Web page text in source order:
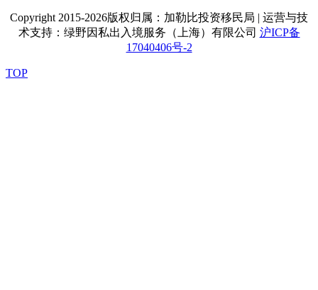
Copyright 2015-2026版权归属：加勒比投资移民局 | 运营与技
术支持：绿野因私出入境服务（上海）有限公司 沪ICP备
17040406号-2
TOP